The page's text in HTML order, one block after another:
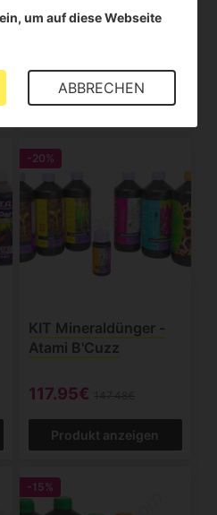
Guerilla Outdoor-
Produkt anzeigen
-20%
KIT Mineraldünger -
Atami B'Cuzz
117.95€
Produkt anzeigen
-15%
um auf diese Webseite
ABBRECHEN